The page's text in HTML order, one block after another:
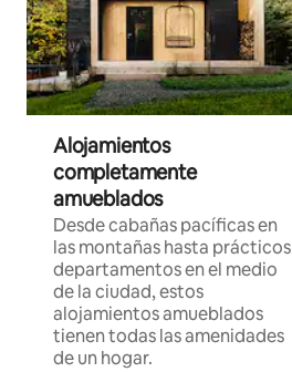
Alojamientos
completamente
amueblados
Desde cabañas pacíficas en
las montañas hasta prácticos
departamentos en el medio
de la ciudad, estos
alojamientos amueblados
tienen todas las amenidades
de un hogar.